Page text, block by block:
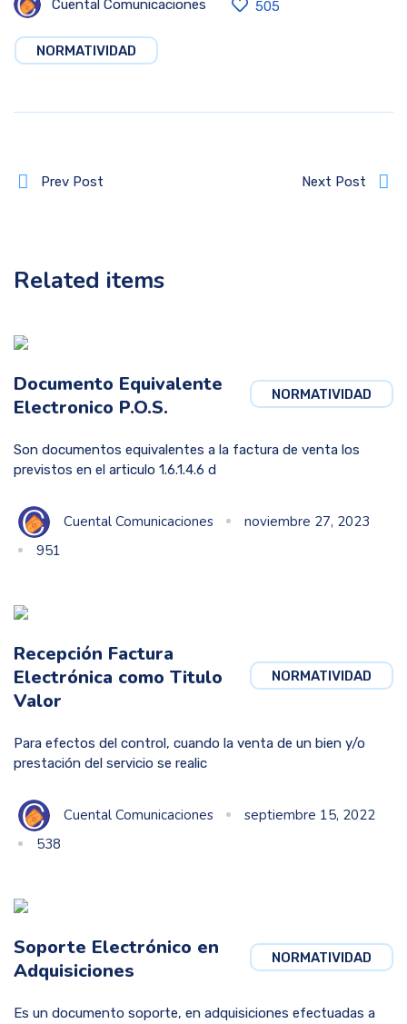
Cuental Comunicaciones 505
NORMATIVIDAD
Prev Post Next Post
Related items
NORMATIVIDAD
Documento Equivalente
Electronico P.O.S.
Son documentos equivalentes a la factura de venta los
previstos en el articulo 1.6.1.4.6 d
Cuental Comunicaciones
noviembre 27, 2023
951
NORMATIVIDAD
Recepción Factura
Electrónica como Titulo
Valor
Para efectos del control, cuando la venta de un bien y/o
prestación del servicio se realic
Cuental Comunicaciones
septiembre 15, 2022
538
NORMATIVIDAD
Soporte Electrónico en
Adquisiciones
Es un documento soporte, en adquisiciones efectuadas a